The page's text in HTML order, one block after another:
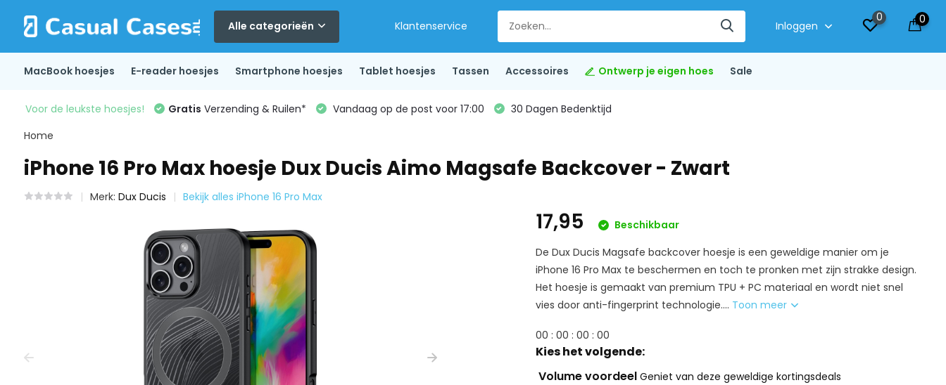
Alle categorieën Klantenservice Inloggen
0 0
MacBook hoesjes E-reader hoesjes Smartphone hoesjes Tablet hoesjes Tassen Accessoires Ontwerp je eigen hoes Sale
Voor de leukste hoesjes! Gratis Verzending & Ruilen* Vandaag op de post voor 17:00
30 Dagen Bedenktijd
Home
iPhone 16 Pro Max hoesje Dux Ducis Aimo Magsafe Backcover - Zwart
Merk: Dux Ducis Bekijk alles iPhone 16 Pro Max
17,95
Beschikbaar
De Dux Ducis Magsafe backcover hoesje is een geweldige manier om je
iPhone 16 Pro Max te beschermen en toch te pronken met zijn strakke design.
Het hoesje is gemaakt van premium TPU + PC materiaal en wordt niet snel
vies door anti-fingerprint technologie.... Toon meer
00 :00 :00 :00
Kies het volgende:
Volume voordeelGeniet van deze geweldige kortingsdeals